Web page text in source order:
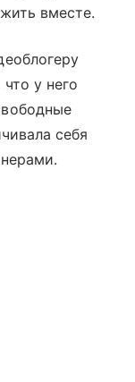
вместе.
у него
себя